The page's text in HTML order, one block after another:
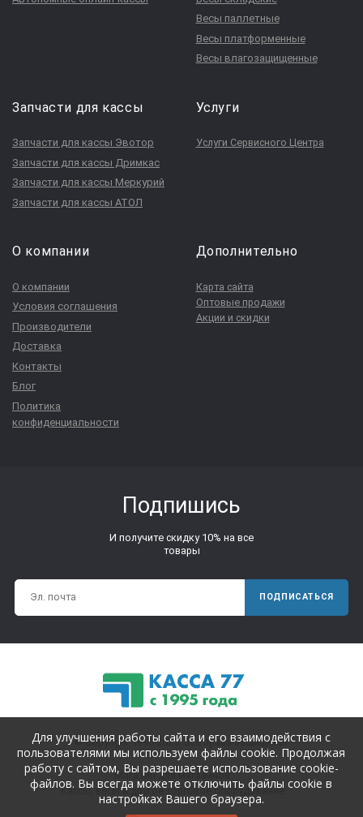
Весы паллетные
Весы платформенные
Весы влагозащищенные
Запчасти для кассы
Запчасти для кассы Эвотор
Запчасти для кассы Дримкас
Запчасти для кассы Меркурий
Запчасти для кассы АТОЛ
Услуги
Услуги Сервисного Центра
О компании
О компании
Условия соглашения
Производители
Доставка
Контакты
Блог
Политика
конфиденциальности
Дополнительно
Карта сайта
Оптовые продажи
Акции и скидки
Подпишись
И получите скидку 10% на все
товары
ПОДПИСАТЬСЯ
© Copyright 1995-2025. Все права защищены.
Магазин для магазинов.
Кассы, весы и другое торговое оборудование.
Для улучшения работы сайта и его взаимодействия с
пользователями мы используем файлы cookie. Продолжая
работу с сайтом, Вы разрешаете использование cookie-
файлов. Вы всегда можете отключить файлы cookie в
настройках Вашего браузера.